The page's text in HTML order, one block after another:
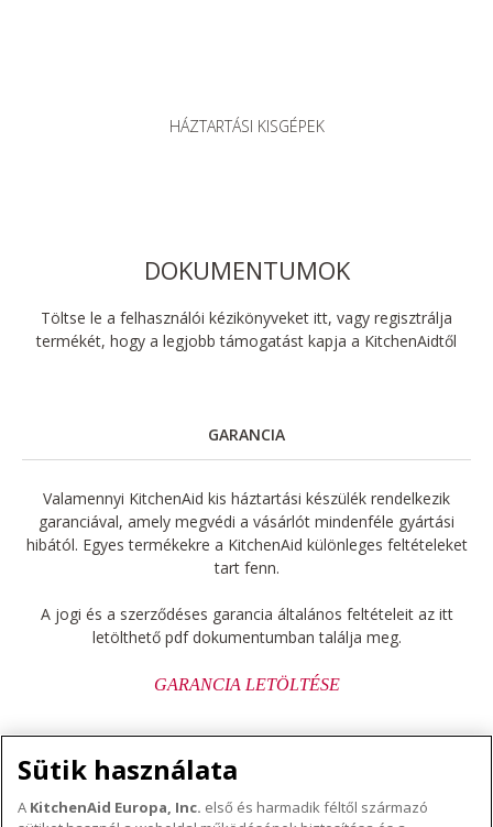
HÁZTARTÁSI KISGÉPEK
DOKUMENTUMOK
Töltse le a felhasználói kézikönyveket itt, vagy regisztrálja
termékét, hogy a legjobb támogatást kapja a KitchenAidtől
GARANCIA
Valamennyi KitchenAid kis háztartási készülék rendelkezik
garanciával, amely megvédi a vásárlót mindenféle gyártási
hibától. Egyes termékekre a KitchenAid különleges feltételeket
tart fenn.
A jogi és a szerződéses garancia általános feltételeit az itt
letölthető pdf dokumentumban találja meg.
GARANCIA LETÖLTÉSE
Sütik használata
A KitchenAid Europa, Inc. első és harmadik féltől származó